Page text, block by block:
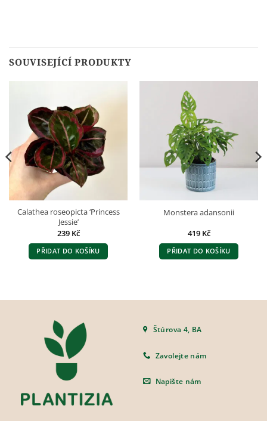
SOUVISEJÍCÍ PRODUKTY
Calathea roseopicta ‘Princess
Jessie’
239 Kč
PŘIDAT DO KOŠÍKU
Monstera adansonii
419 Kč
PŘIDAT DO KOŠÍKU
Štúrova 4, BA
Zavolejte nám
Napište nám